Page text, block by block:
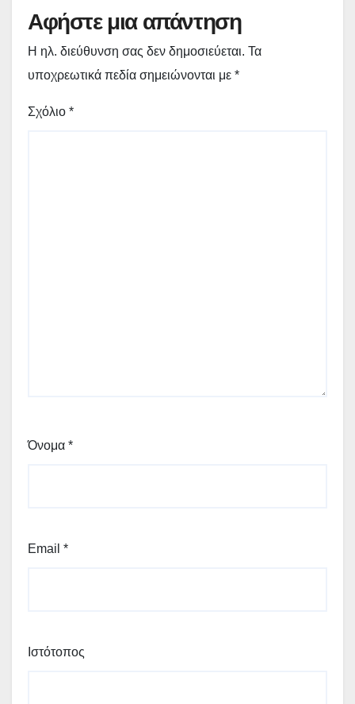
Αφήστε μια απάντηση
Η ηλ. διεύθυνση σας δεν δημοσιεύεται. Τα
υποχρεωτικά πεδία σημειώνονται με *
Σχόλιο *
Όνομα *
Email *
Ιστότοπος